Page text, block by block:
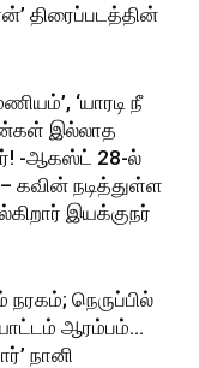
திரைப்படத்தின்
‘யாரடி நீ
இல்லாத
-ஆகஸ்ட் 28-ல்
கவின் நடித்துள்ள
இயக்குநர்
நரகம்; நெருப்பில்
ஆரம்பம்…
நானி